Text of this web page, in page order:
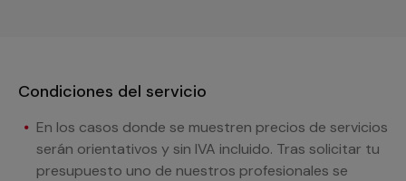
Condiciones del servicio
En los casos donde se muestren precios de servicios
serán orientativos y sin IVA incluido. Tras solicitar tu
presupuesto uno de nuestros profesionales se